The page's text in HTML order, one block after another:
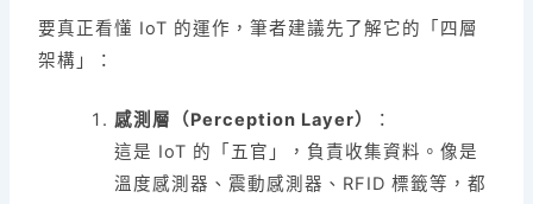
要真正看懂 IoT 的運作，筆者建議先了解它的「四層
架構」：
感測層（Perception Layer）
：
這是 IoT 的「五官」，負責收集資料。像是
溫度感測器、震動感測器、RFID 標籤等，都